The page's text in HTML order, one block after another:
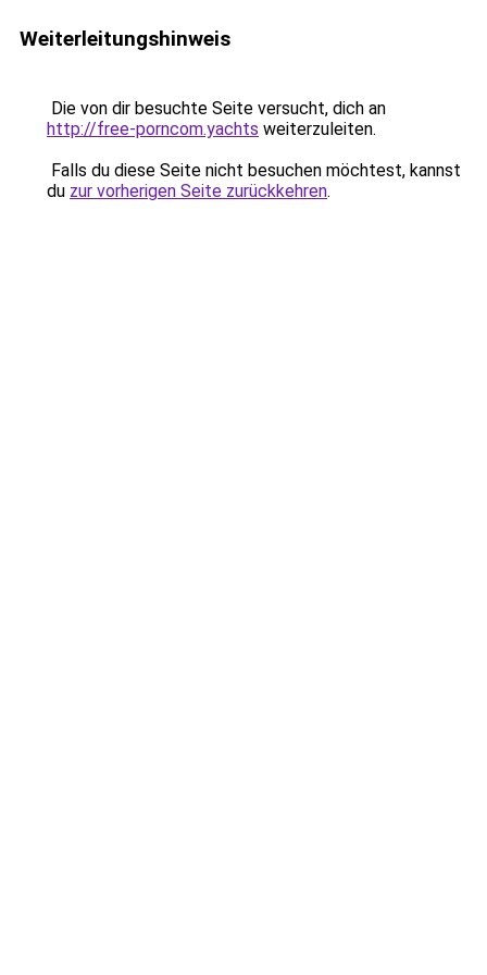
Weiterleitungshinweis
Die von dir besuchte Seite versucht, dich an
http://free-porncom.yachts weiterzuleiten.
Falls du diese Seite nicht besuchen möchtest, kannst
du zur vorherigen Seite zurückkehren.